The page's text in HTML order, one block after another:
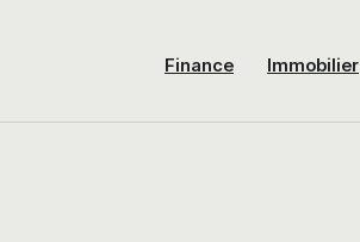
Finance Immobilier